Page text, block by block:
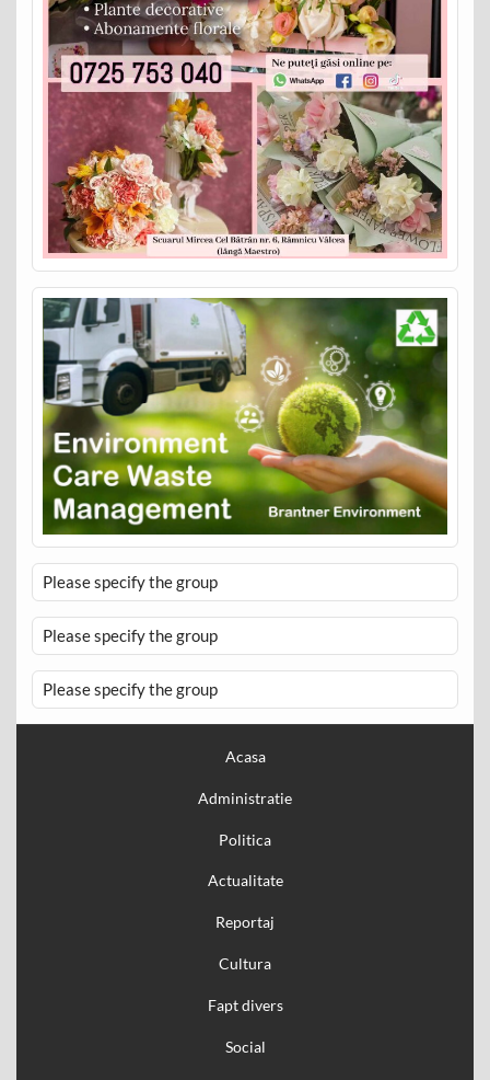
Please specify the group
Please specify the group
Please specify the group
Acasa
Administratie
Politica
Actualitate
Reportaj
Cultura
Fapt divers
Social